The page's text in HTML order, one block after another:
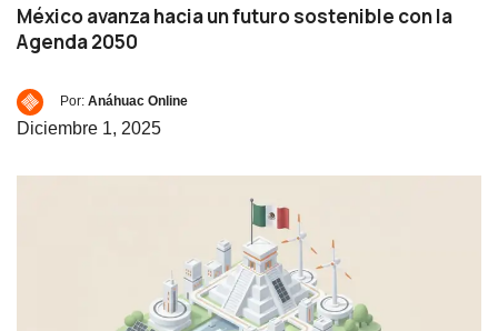
México avanza hacia un futuro sostenible con la
Agenda 2050
Por: Anáhuac Online
Diciembre 1, 2025